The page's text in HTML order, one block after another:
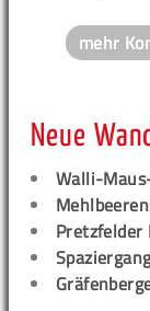
mehr
Neue
Walli-
Pretzfelder